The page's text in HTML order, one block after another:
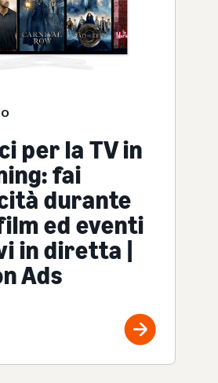
per la TV in
fai
durante
ed eventi
in diretta |
Ads